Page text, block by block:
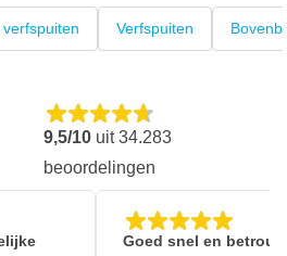
verfspuiten Verfspuiten
9,5/10 uit34.283
beoordelingen
Goed snel en